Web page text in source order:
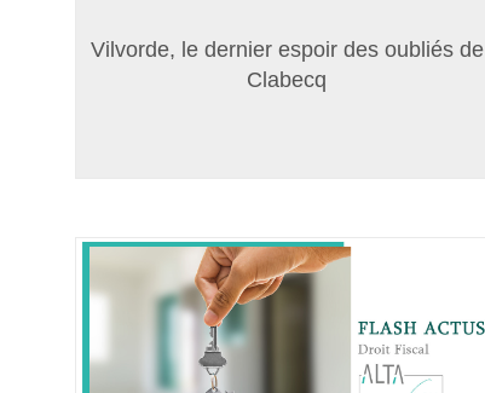
Vilvorde, le dernier espoir des oubliés de
Clabecq